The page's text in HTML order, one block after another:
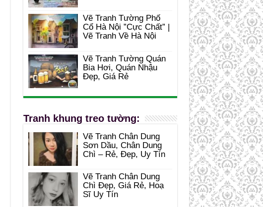
Vẽ Tranh Tường Phố
Cổ Hà Nội ”Cực Chất” |
Vẽ Tranh Về Hà Nội
Vẽ Tranh Tường Quán
Bia Hơi, Quán Nhậu
Đẹp, Giá Rẻ
Tranh khung treo tường:
Vẽ Tranh Chân Dung
Sơn Dầu, Chân Dung
Chì – Rẻ, Đẹp, Uy Tín
Vẽ Tranh Chân Dung
Chì Đẹp, Giá Rẻ, Hoạ
Sĩ Uy Tín